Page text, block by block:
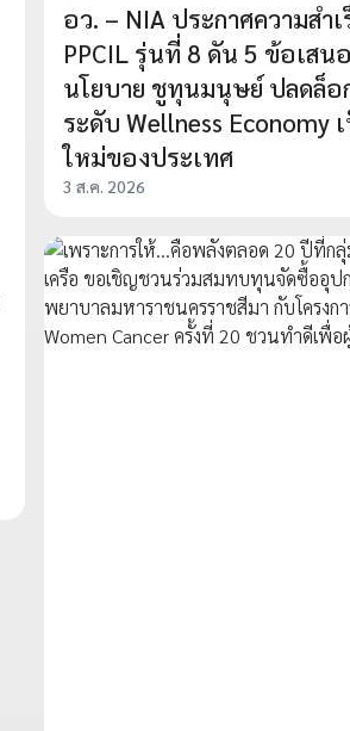
อว. – NIA ประกาศความสำ
PPCIL รุ่นที่ 8 ดัน 5 ข้อเสน
นโยบาย ชูทุนมนุษย์ ปลดล็อ
ระดับ Wellness Economy
ใหม่ของประเทศ
3 ส.ค. 2026